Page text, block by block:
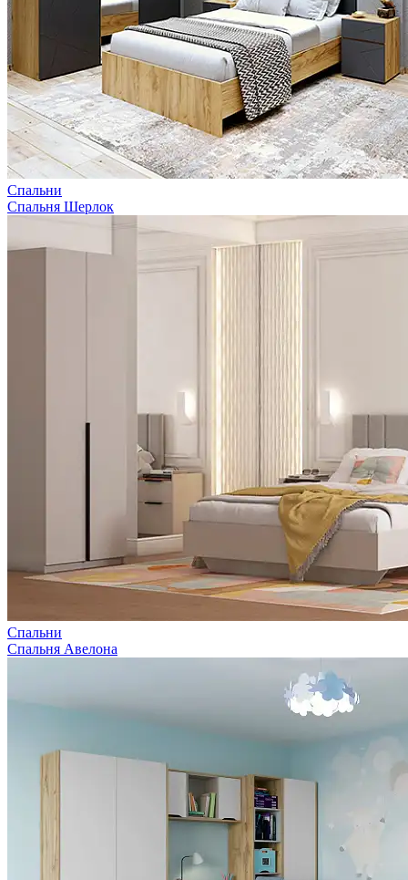
Спальни
Спальня Шерлок
Спальни
Спальня Авелона